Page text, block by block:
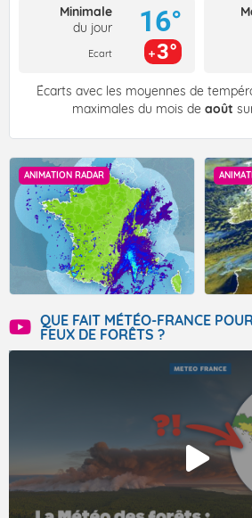
Minimale
du jour
Ecart
16°
3°
Écarts avec les moyennes de
maximales du mois de août
ANIMATION RADAR
QUE FAIT MÉTÉO-FRANCE
FEUX DE FORÊTS ?